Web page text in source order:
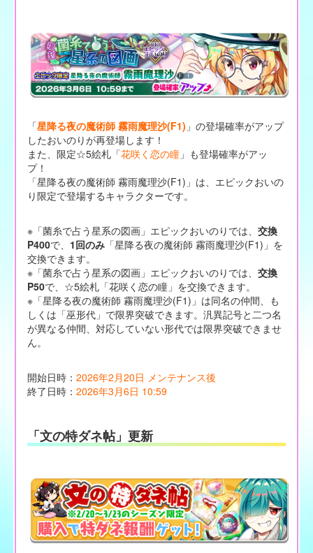
「星降る夜の魔術師 霧雨魔理沙(F1) 」の登場確率がアップ
したおいのりが再登場します！
また、限定☆5絵札「花咲く恋の瞳」も登場確率がアッ
プ！
「星降る夜の魔術師 霧雨魔理沙(F1)」は、エピックおいの
り限定で登場するキャラクターです。
※「菌糸で占う星系の図画」エピックおいのりでは、 交換
P400で、 1回のみ「星降る夜の魔術師 霧雨魔理沙(F1)」を
交換できます。
※「菌糸で占う星系の図画」エピックおいのりでは、 交換
P50で、☆5絵札「花咲く恋の瞳」を交換できます。
※「星降る夜の魔術師 霧雨魔理沙(F1)」は同名の仲間、も
しくは「巫形代」で限界突破できます。汎異記号と二つ名
が異なる仲間、対応していない形代では限界突破できませ
ん。
開始日時： 2026年2月20日 メンテナンス後
終了日時： 2026年3月6日 10:59
「文の特ダネ帖」更新